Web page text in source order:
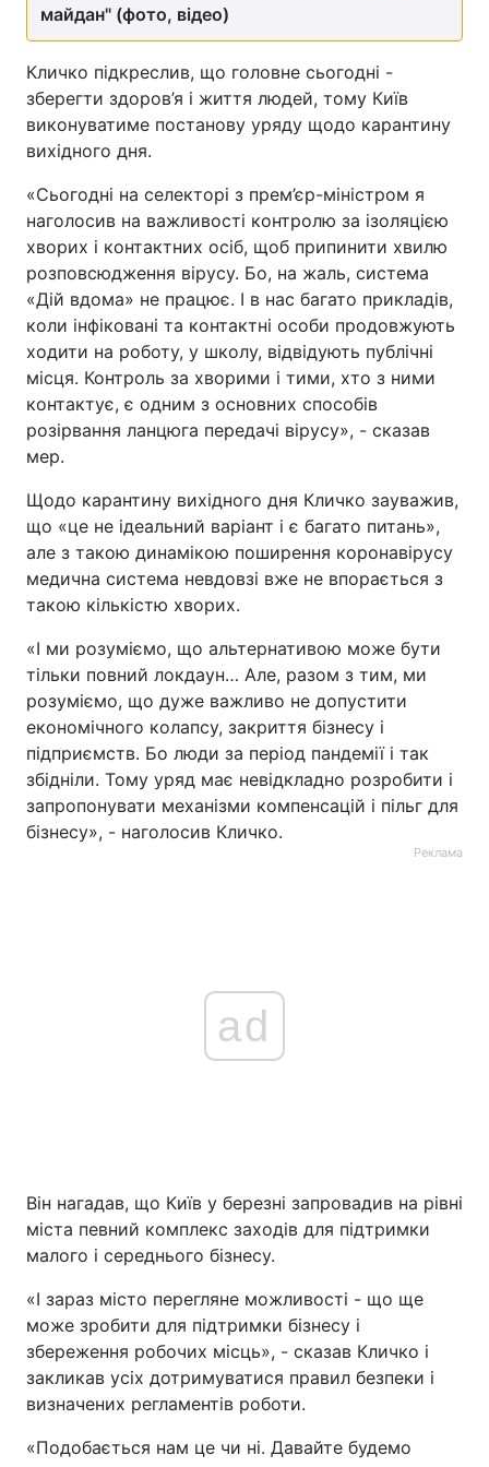
майдан" (фото, відео)
Кличко підкреслив, що головне сьогодні -
зберегти здоров’я і життя людей, тому Київ
виконуватиме постанову уряду щодо карантину
вихідного дня.
«Сьогодні на селекторі з прем’єр-міністром я
наголосив на важливості контролю за ізоляцією
хворих і контактних осіб, щоб припинити хвилю
розповсюдження вірусу. Бо, на жаль, система
«Дій вдома» не працює. І в нас багато прикладів,
коли інфіковані та контактні особи продовжують
ходити на роботу, у школу, відвідують публічні
місця. Контроль за хворими і тими, хто з ними
контактує, є одним з основних способів
розірвання ланцюга передачі вірусу», - сказав
мер.
Щодо карантину вихідного дня Кличко зауважив,
що «це не ідеальний варіант і є багато питань»,
але з такою динамікою поширення коронавірусу
медична система невдовзі вже не впорається з
такою кількістю хворих.
«І ми розуміємо, що альтернативою може бути
тільки повний локдаун… Але, разом з тим, ми
розуміємо, що дуже важливо не допустити
економічного колапсу, закриття бізнесу і
підприємств. Бо люди за період пандемії і так
збідніли. Тому уряд має невідкладно розробити і
запропонувати механізми компенсацій і пільг для
бізнесу», - наголосив Кличко.
Реклама
ad
Він нагадав, що Київ у березні запровадив на рівні
міста певний комплекс заходів для підтримки
малого і середнього бізнесу.
«І зараз місто перегляне можливості - що ще
може зробити для підтримки бізнесу і
збереження робочих місць», - сказав Кличко і
закликав усіх дотримуватися правил безпеки і
визначених регламентів роботи.
«Подобається нам це чи ні. Давайте будемо